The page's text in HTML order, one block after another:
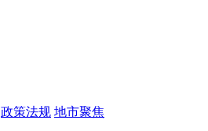
政策法规 地市聚焦